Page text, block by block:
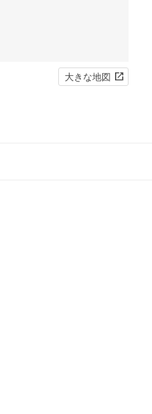
大きな地図